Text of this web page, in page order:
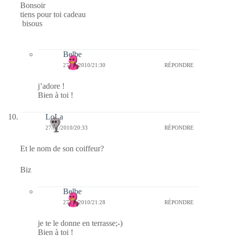
Bonsoir
tiens pour toi cadeau
bisous
Belbe
27/01/2010/21:30 RÉPONDRE
j’adore !
Bien à toi !
LoLa
27/01/2010/20:33 RÉPONDRE
Et le nom de son coiffeur?
Biz
Belbe
27/01/2010/21:28 RÉPONDRE
je te le donne en terrasse;-)
Bien à toi !